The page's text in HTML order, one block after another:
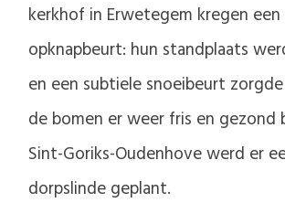
kerkhof in Erwetegem kregen
opknapbeurt: hun standplaats
en een subtiele snoeibeurt
de bomen er weer fris en gezond
Sint-Goriks-Oudenhove werd er
dorpslinde geplant.